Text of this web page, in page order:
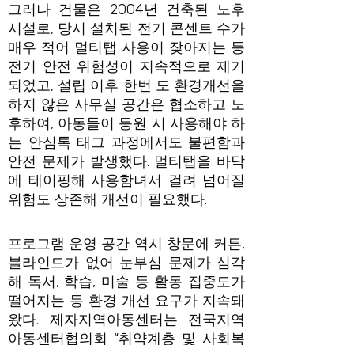
그러나 건물은 2004년 건축된 노후
시설로, 당시 설치된 전기 콘센트 수가
매우 적어 멀티탭 사용이 잦아지는 등
전기 안전 위험성이 지속적으로 제기
되었고, 설립 이후 한번 도 환경개선을
하지 않은 사무실 공간은 협소하고 노
후하여, 아동들이 등원 시 사용해야 하
는 안심톡 태그 과정에서도 불편함과
안전 문제가 발생했다. 멀티탭을 바닥
에 테이핑해 사용함녀서 걸려 넘어질
위험도 상존해 개선이 필요했다.
프로그램 운영 공간 역시 창문에 커튼,
블라인드가 없어 눈부심 문제가 심각
해 독서, 학습, 미술 등 활동 집중도가
떨어지는 등 환경 개선 요구가 지속돼
왔다. 제자지역아동센터는 전국지역
아동센터협의회 “취약계층 및 사회복